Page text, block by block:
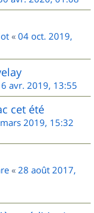
« 04 oct. 2019,
avr. 2019, 13:55
cet été
2019, 15:32
« 28 août 2017,